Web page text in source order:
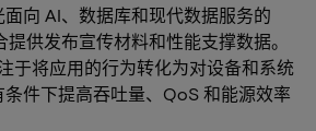
向 AI、数据库和现代数据服务的
提供发布宣传材料和性能支撑数据。
于将应用的行为转化为对设备和系统
件下提高吞吐量、QoS 和能源效率